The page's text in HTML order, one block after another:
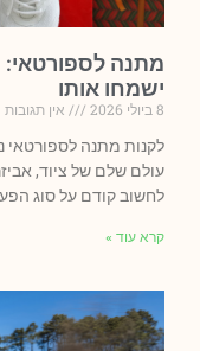
מתנה לספורטאי:
ישמחו אותו
8 ביולי 2026
אין תגובות
לקנות מתנה
עולם שלם של ציוד,
לחשוב קודם על סוג
קרא עוד »